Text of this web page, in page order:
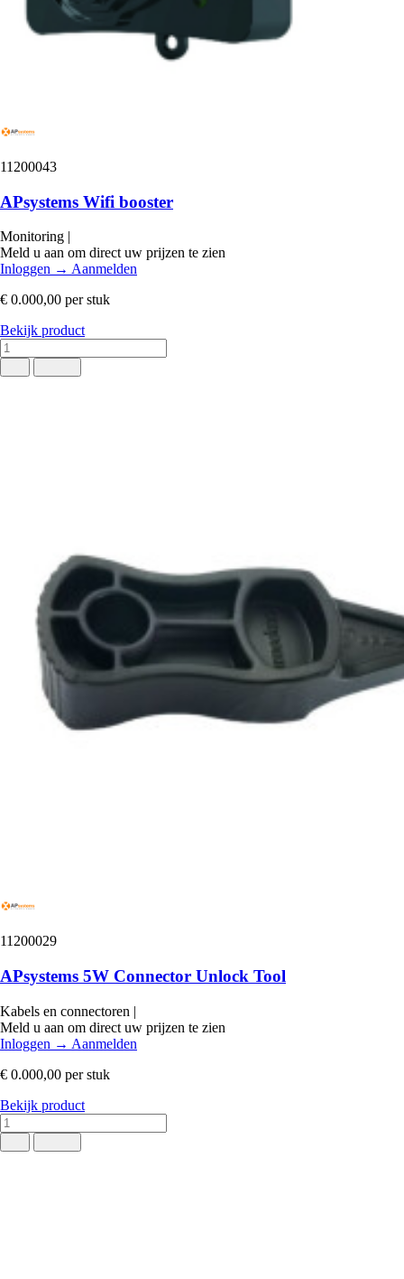
11200043
APsystems Wifi booster
Monitoring |
Meld u aan om direct uw prijzen te zien
Inloggen → Aanmelden
€ 0.000,00 per stuk
Bekijk product
11200029
APsystems 5W Connector Unlock Tool
Kabels en connectoren |
Meld u aan om direct uw prijzen te zien
Inloggen → Aanmelden
€ 0.000,00 per stuk
Bekijk product